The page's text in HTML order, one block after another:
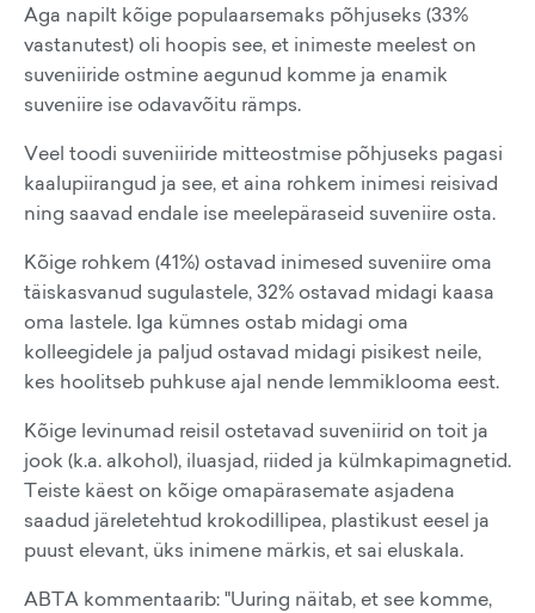
Aga napilt kõige populaarsemaks põhjuseks (33%
vastanutest) oli hoopis see, et inimeste meelest on
suveniiride ostmine aegunud komme ja enamik
suveniire ise odavavõitu rämps.
Veel toodi suveniiride mitteostmise põhjuseks pagasi
kaalupiirangud ja see, et aina rohkem inimesi reisivad
ning saavad endale ise meelepäraseid suveniire osta.
Kõige rohkem (41%) ostavad inimesed suveniire oma
täiskasvanud sugulastele, 32% ostavad midagi kaasa
oma lastele. Iga kümnes ostab midagi oma
kolleegidele ja paljud ostavad midagi pisikest neile,
kes hoolitseb puhkuse ajal nende lemmiklooma eest.
Kõige levinumad reisil ostetavad suveniirid on toit ja
jook (k.a. alkohol), iluasjad, riided ja külmkapimagnetid.
Teiste käest on kõige omapärasemate asjadena
saadud järeletehtud krokodillipea, plastikust eesel ja
puust elevant, üks inimene märkis, et sai eluskala.
ABTA kommentaarib: "Uuring näitab, et see komme,